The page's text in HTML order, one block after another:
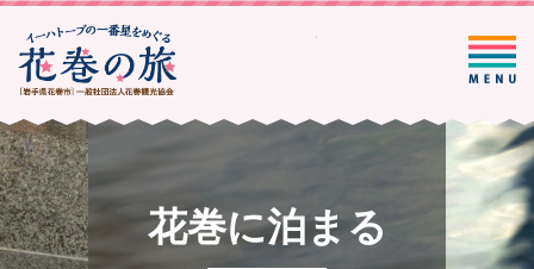
一般社団法人花巻観光協
花巻に泊まる